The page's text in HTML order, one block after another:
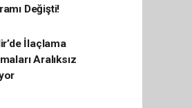
Değişti!
İlaçlama
Aralıksız